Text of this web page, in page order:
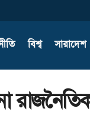
বিশ্ব সারাদেশ